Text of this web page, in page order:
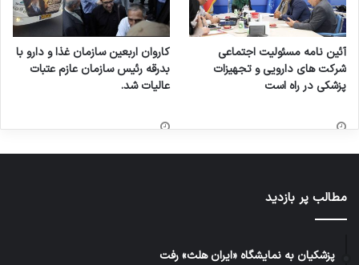
آئین نامه مسئولیت اجتماعی
شرکت های دارویی و تجهیزات
پزشکی در راه است
کاروان اربعین سازمان غذا و دارو با
بدرقه رئیس سازمان عازم عتبات
عالیات شد.
مطالب پر بازدید
پزشکیان به نمایشگاه «ایران هلث» رفت